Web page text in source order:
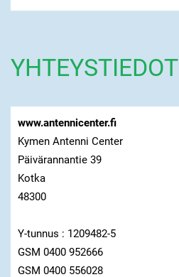
YHTEYSTIEDOT
www.antennicenter.fi
Kymen Antenni Center
Päivärannantie 39
Kotka
48300
Y-tunnus : 1209482-5
GSM 0400 952666
GSM 0400 556028